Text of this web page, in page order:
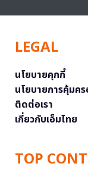
LEGAL
นโยบายคุกกี้
นโยบายการคุ้มค
ติดต่อเรา
เกี่ยวกับเอ็มไทย
TOP